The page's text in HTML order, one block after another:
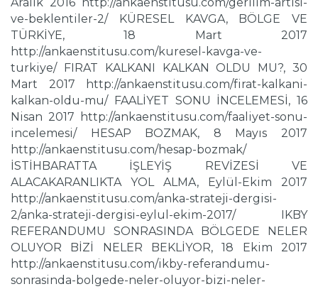
ve-beklentiler-2/ KÜRESEL KAVGA, BÖLGE VE
TÜRKİYE, 18 Mart 2017
http://ankaenstitusu.com/kuresel-kavga-ve-
turkiye/ FIRAT KALKANI KALKAN OLDU MU?, 30
Mart 2017 http://ankaenstitusu.com/firat-kalkani-
kalkan-oldu-mu/ FAALİYET SONU İNCELEMESİ, 16
Nisan 2017 http://ankaenstitusu.com/faaliyet-sonu-
incelemesi/ HESAP BOZMAK, 8 Mayıs 2017
http://ankaenstitusu.com/hesap-bozmak/
İSTİHBARATTA İŞLEYİŞ REVİZESİ VE
ALACAKARANLIKTA YOL ALMA, Eylül-Ekim 2017
http://ankaenstitusu.com/anka-strateji-dergisi-
2/anka-strateji-dergisi-eylul-ekim-2017/ IKBY
REFERANDUMU SONRASINDA BÖLGEDE NELER
OLUYOR BİZİ NELER BEKLİYOR, 18 Ekim 2017
http://ankaenstitusu.com/ikby-referandumu-
sonrasinda-bolgede-neler-oluyor-bizi-neler-